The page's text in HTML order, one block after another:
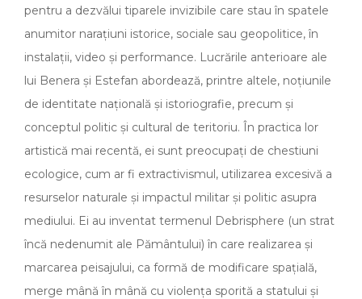
pentru a dezvălui tiparele invizibile care stau în spatele
anumitor narațiuni istorice, sociale sau geopolitice, în
instalații, video și performance. Lucrările anterioare ale
lui Benera și Estefan abordează, printre altele, noțiunile
de identitate națională și istoriografie, precum și
conceptul politic și cultural de teritoriu. În practica lor
artistică mai recentă, ei sunt preocupați de chestiuni
ecologice, cum ar fi extractivismul, utilizarea excesivă a
resurselor naturale și impactul militar și politic asupra
mediului. Ei au inventat termenul Debrisphere (un strat
încă nedenumit ale Pământului) în care realizarea și
marcarea peisajului, ca formă de modificare spațială,
merge mână în mână cu violența sporită a statului și